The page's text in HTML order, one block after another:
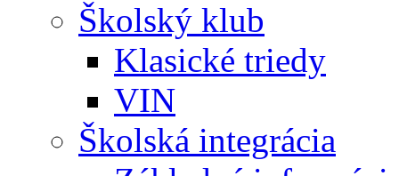
Školský klub
Klasické triedy
VIN
Školská integrácia